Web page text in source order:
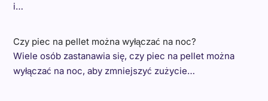
i…
Czy piec na pellet można wyłączać na noc?
Wiele osób zastanawia się, czy piec na pellet można
wyłączać na noc, aby zmniejszyć zużycie…